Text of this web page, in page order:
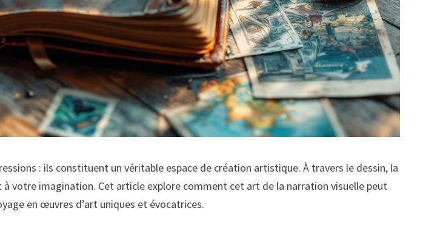
: ils constituent un véritable espace de création artistique. À travers le dessin, la
votre imagination. Cet article explore comment cet art de la narration visuelle peut
en œuvres d’art uniques et évocatrices.